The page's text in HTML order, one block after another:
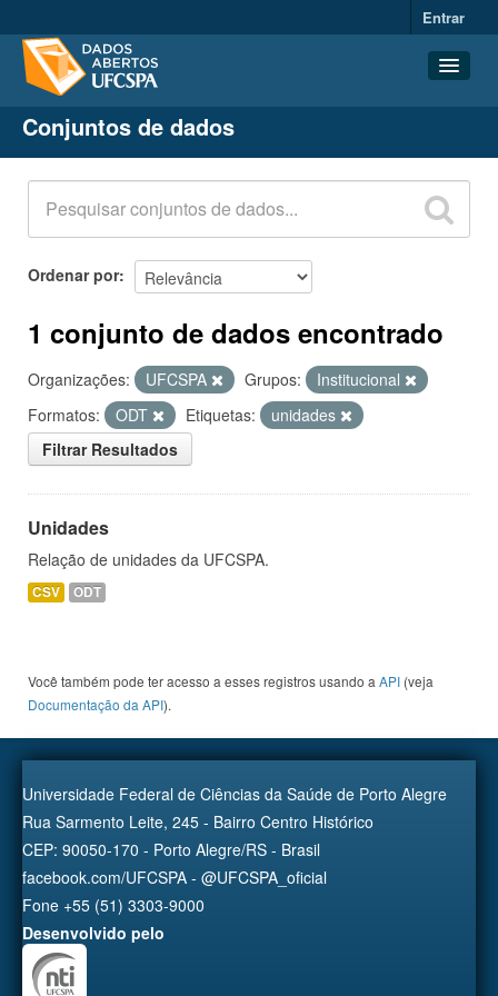
Entrar
Conjuntos de dados
Organizações
Grupos
Sobre
Conjuntos de dados
Ordenar por
1 conjunto de dados encontrado
Organizações: UFCSPA Grupos:
Institucional
Formatos:
ODT Etiquetas:
unidades
Filtrar Resultados
Unidades
Relação de unidades da UFCSPA.
CSV ODT
Você também pode ter acesso a esses registros usando a API (veja
Documentação da API).
Universidade Federal de Ciências da Saúde de Porto Alegre
Rua Sarmento Leite, 245 - Bairro Centro Histórico
CEP: 90050-170 - Porto Alegre/RS - Brasil
facebook.com/UFCSPA - @UFCSPA_oficial
Fone +55 (51) 3303-9000
Desenvolvido pelo